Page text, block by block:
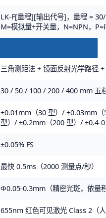
LK-F[量程][输出代号]，量程 =
M=模拟量+开关量，N=NPN，
三角测距法 + 镜面反射光学路径
30 / 50 / 100 / 200 / 400 mm 五
±0.01mm（30 型）/ ±0.03mm
型）/ ±0.2mm（200 型）/ ±0.4-
±0.05% FS
最快 0.5ms（2000 测量点/秒）
Φ0.05-0.3mm（精密光斑，依量
655nm 红色可见激光 Class 2（